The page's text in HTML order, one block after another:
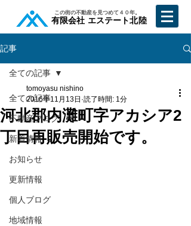
​この街の不動産を見つめて４０年。
​有限会社 エステート北陸
記事
全ての記事
不動産ブログ
新着情報
お知らせ
更新情報
個人ブログ
地域情報
全ての記事
河北郡内灘町字アカシア2
丁目再販売開始です。
tomoyasu nishino
2016年11月13日 読了時間: 1分